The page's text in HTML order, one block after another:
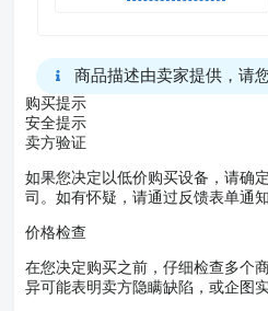
商品描述由卖家提供，请
购买提示
安全提示
卖方验证
如果您决定以低价购买设备，请确
司。如有怀疑，请通过反馈表单通
价格检查
在您决定购买之前，仔细检查多个
异可能表明卖方隐瞒缺陷，或企图